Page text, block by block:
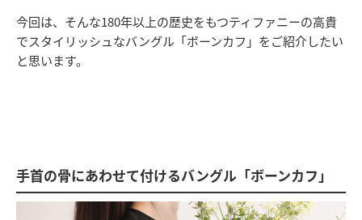
今回は、そんな180年以上の歴史をもつティファニーの高貴
でスタイリッシュなバングル「ボーンカフ」をご紹介したい
と思います。
手首の骨にあわせて付けるバングル「ボーンカフ」